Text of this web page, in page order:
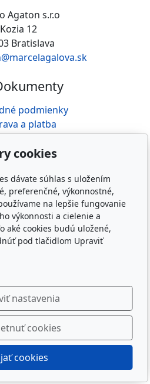
Agaton s.r.o
Kozia 12
Bratislava
podmienky
a platba
a reklamácia
osobných údajov
odkazy
Web
E-shop
O mne
cookies
dávate súhlas s uložením
preferenčné, výkonnostné,
na lepšie fungovanie
výkonnosti a cielenie a
aké cookies budú uložené,
pod tlačidlom Upraviť
nastavenia
cookies
cookies